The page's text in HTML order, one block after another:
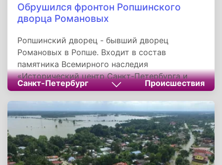
Обрушился фронтон Ропшинского
дворца Романовых
Ропшинский дворец - бывший дворец
Романовых в Ропше. Входит в состав
памятника Всемирного наследия
«Исторический центр Санкт-Петербурга и
связанные с ним комплексы памятников».
Пребывает в разрушенном состоянии.
Фронтон дворца обрушился 7 января 2015
года. Портик с колоннами упал на каменную
лестницу - единственную аутентичную,
сохранившуюся в хорошем состоянии часть
ансамбля.
Санкт-Петербург Происшествия